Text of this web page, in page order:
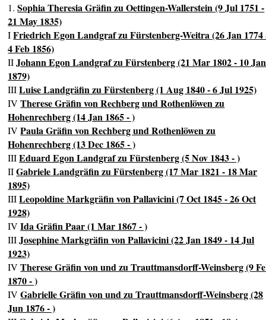
1.Sophia Theresia Gräfin zu Oettingen-Wallerstein (9 Jul 1751 -
21 May 1835)
IFriedrich Egon Landgraf zu Fürstenberg-Weitra (26 Jan 1774
4 Feb 1856)
IIJohann Egon Landgraf zu Fürstenberg (21 Mar 1802 - 10 Jan
1879)
IIILuise Landgräfin zu Fürstenberg (1 Aug 1840 - 6 Jul 1925)
IVTherese Gräfin von Rechberg und Rothenlöwen zu
Hohenrechberg (14 Jan 1865 - )
IVPaula Gräfin von Rechberg und Rothenlöwen zu
Hohenrechberg (13 Dec 1865 - )
IIIEduard Egon Landgraf zu Fürstenberg (5 Nov 1843 - )
IIGabriele Landgräfin zu Fürstenberg (17 Mar 1821 - 18 Mar
1895)
IIILeopoldine Markgräfin von Pallavicini (7 Oct 1845 - 26 Oct
1928)
IVIda Gräfin Paar (1 Mar 1867 - )
IIIJosephine Markgräfin von Pallavicini (22 Jan 1849 - 14 Jul
1923)
IVTherese Gräfin von und zu Trauttmansdorff-Weinsberg (9
1870 - )
IVGabrielle Gräfin von und zu Trauttmansdorff-Weinsberg (28
Jun 1876 - )